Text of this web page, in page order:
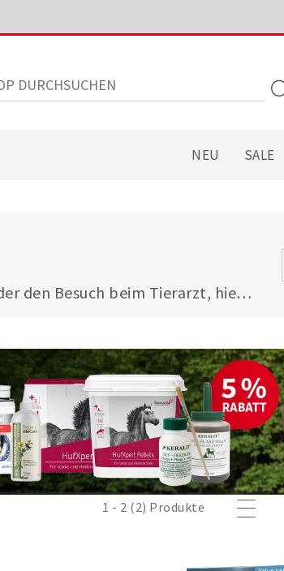
NEU SALE
den Besuch beim Tierarzt, hier
1 - 2 (2) Produkte